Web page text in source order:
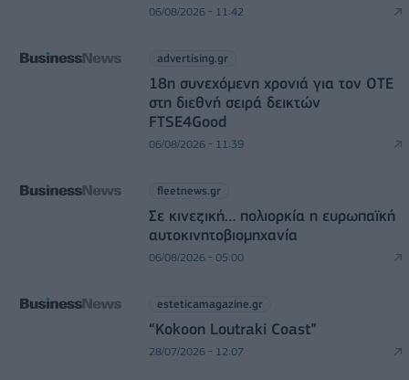
06/08/2026 - 11:42
advertising.gr
18η συνεχόμενη χρονιά για τον ΟΤΕ
στη διεθνή σειρά δεικτών
FTSE4Good
06/08/2026 - 11:39
fleetnews.gr
Σε κινεζική… πολιορκία η ευρωπαϊκή
αυτοκινητοβιομηχανία
06/08/2026 - 05:00
esteticamagazine.gr
“Kokoon Loutraki Coast”
28/07/2026 - 12:07